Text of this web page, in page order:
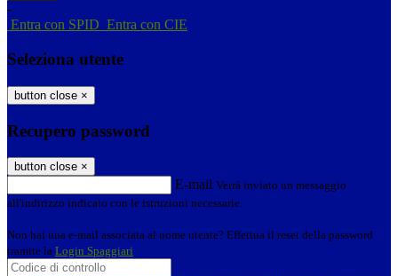
-
Entra con SPID Entra con CIE
Seleziona utente
button close ×
Recupero password
button close ×
E-mail Verrà inviato un messaggio
all'indirizzo indicato con le istruzioni necessarie.
Non hai una e-mail associata al nome utente? Effettua il reset della password
tramite la Login Spaggiari